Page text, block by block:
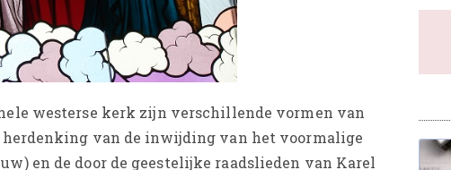
westerse kerk zijn verschillende vormen van
van de inwijding van het voormalige
en de door de geestelijke raadslieden van Karel